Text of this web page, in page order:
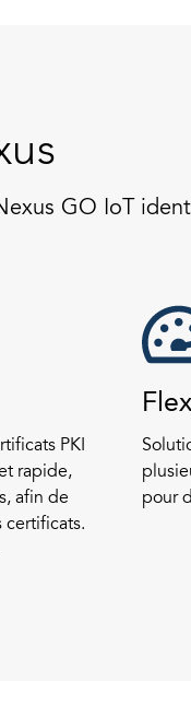
GO IoT
PKI
rapide,
afin de
certificats.
pour